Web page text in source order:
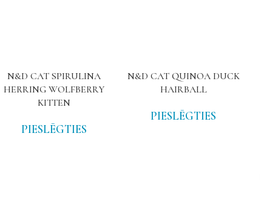
N&D CAT SPIRULINA
HERRING WOLFBERRY
KITTEN
PIESLĒGTIES
N&D CAT QUINOA DUCK
HAIRBALL
PIESLĒGTIES